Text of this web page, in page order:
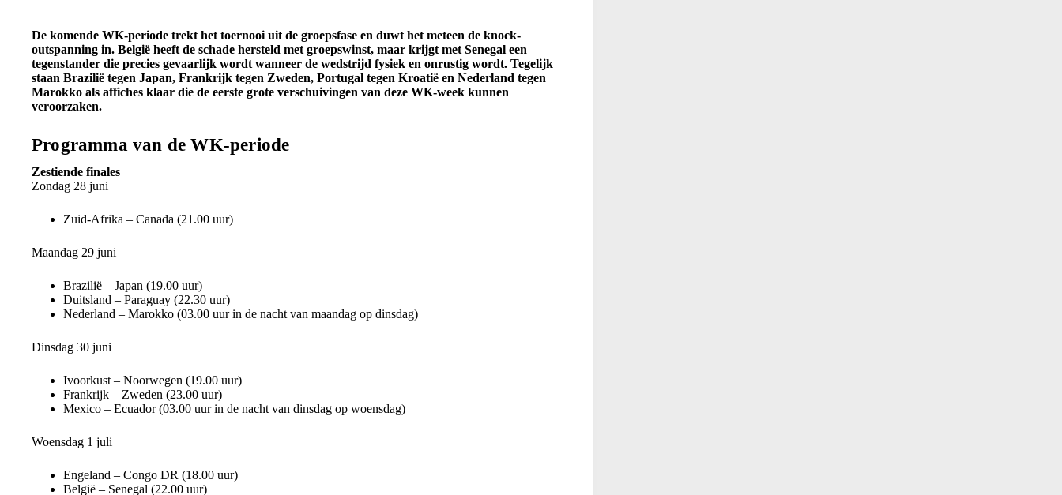
De komende WK-periode trekt het toernooi uit de groepsfase en duwt het meteen de knock-
outspanning in. België heeft de schade hersteld met groepswinst, maar krijgt met Senegal een
tegenstander die precies gevaarlijk wordt wanneer de wedstrijd fysiek en onrustig wordt. Tegelijk
staan Brazilië tegen Japan, Frankrijk tegen Zweden, Portugal tegen Kroatië en Nederland tegen
Marokko als affiches klaar die de eerste grote verschuivingen van deze WK-week kunnen
veroorzaken.
Programma van de WK-periode
Zestiende finales
Zondag 28 juni
Zuid-Afrika – Canada (21.00 uur)
Maandag 29 juni
Brazilië – Japan (19.00 uur)
Duitsland – Paraguay (22.30 uur)
Nederland – Marokko (03.00 uur in de nacht van maandag op dinsdag)
Dinsdag 30 juni
Ivoorkust – Noorwegen (19.00 uur)
Frankrijk – Zweden (23.00 uur)
Mexico – Ecuador (03.00 uur in de nacht van dinsdag op woensdag)
Woensdag 1 juli
Engeland – Congo DR (18.00 uur)
België – Senegal (22.00 uur)